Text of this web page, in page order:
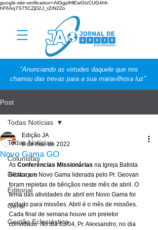
google-site-verification=AlGgplHlEwGIzCUG4Hr-
hF6Aq7S75CZjD2J_rZrN2Zo
"Anunciando as virtudes daquele que nos
chamou das trevas para a sua maravilhosa luz".
Post
Todas Notícias
Colunistas
Destaque
Editorial
Geral
Gestão Eclesiástica
Todas Notícias
Novo Gama GO
Edição JA
8 de mai. de 2022
As Conferências Missionárias na Igreja Batista
Bíblica em Novo Gama liderada pelo Pr. Geovan
foram repletas de bênçãos neste mês de abril. O
tema das atividades de abril em Novo Gama foi
voltado para missões. Abril é o mês de missões.
Cada final de semana houve um preletor
convidado. No dia 03/04, Pr. Alexsandro; no dia